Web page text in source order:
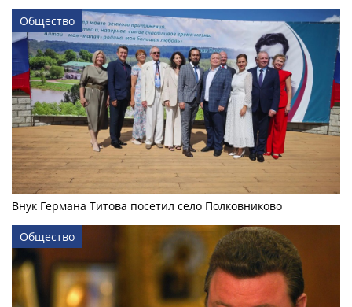
Общество
Внук Германа Титова посетил село Полковниково
Общество